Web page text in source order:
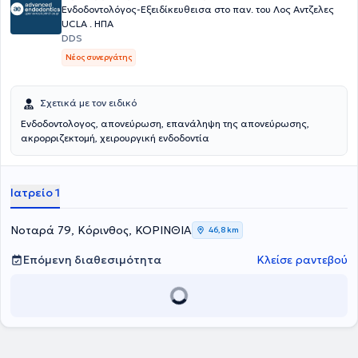
Ενδοδοντολόγoς-Εξειδίκευθεισα στο παν. του Λος Αντζελες
UCLA . ΗΠΑ
DDS
Νέος συνεργάτης
Σχετικά με τον ειδικό
Ενδοδοντολογος, απονεύρωση, επανάληψη της απονεύρωσης,
ακρορριζεκτομή, χειρουργική ενδοδοντία
Ιατρείο 1
Νοταρά 79, Κόρινθος, ΚΟΡΙΝΘΙΑ 46,8 km
Επόμενη διαθεσιμότητα Κλείσε ραντεβού